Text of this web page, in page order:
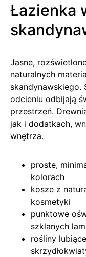
Łazienka
Jasne,
naturalnych
skandynawskiego.
odcieniu odbijają
przestrzeń.
jak i dodatkach,
wnętrza.
proste,
kolorach
kosze z
kosmetyki
punktowe
szklanych
rośliny